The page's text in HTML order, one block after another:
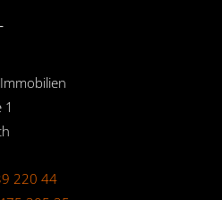
220 44